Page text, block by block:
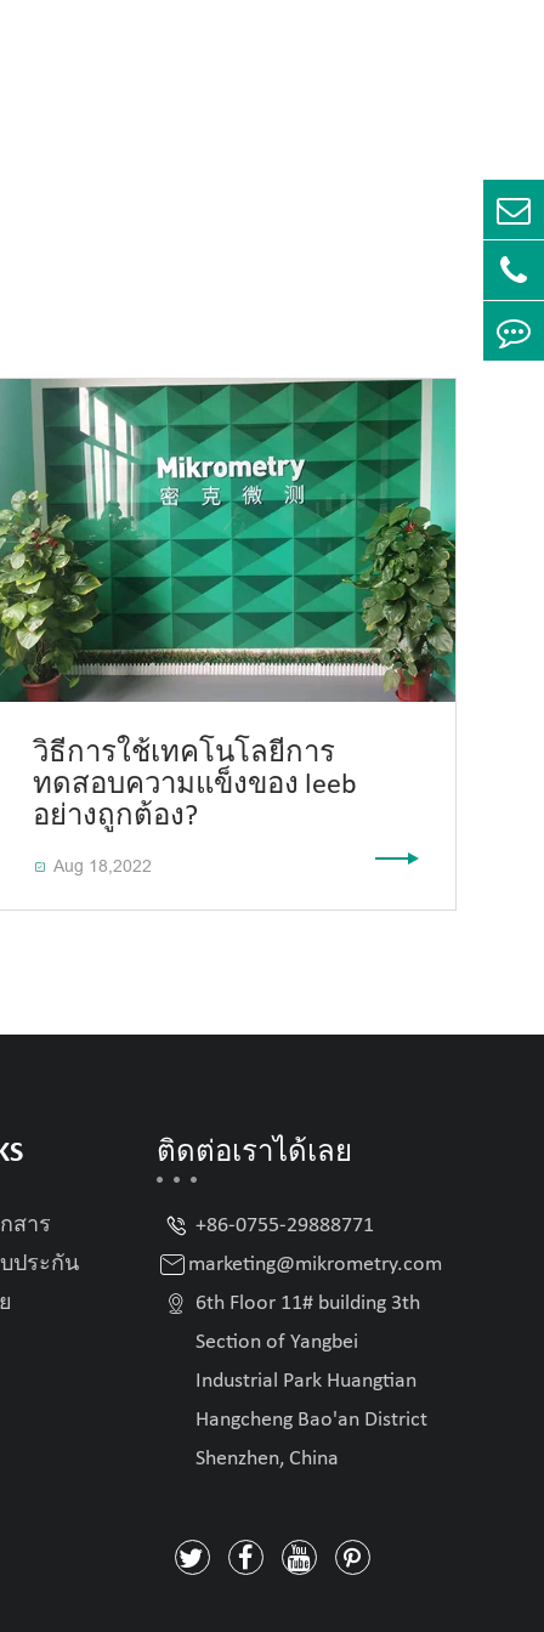
วิธีการใช้เทคโนโลยีการ
ทดสอบความแข็งของ leeb
อย่างถูกต้อง?
 Aug 18,2022
สาร
ประกัน
ติดต่อเราได้เลย
 +86-0755-29888771
 marketing@mikrometry.com
 6th Floor 11# building 3th
Section of Yangbei
Industrial Park Huangtian
Hangcheng Bao'an District
Shenzhen, China
   